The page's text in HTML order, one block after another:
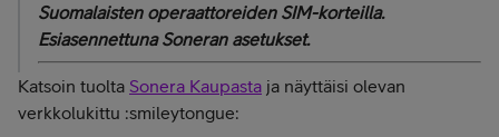
Suomalaisten operaattoreiden SIM-korteilla.
Esiasennettuna Soneran asetukset.
Katsoin tuolta Sonera Kaupasta ja näyttäisi olevan
verkkolukittu :smileytongue: